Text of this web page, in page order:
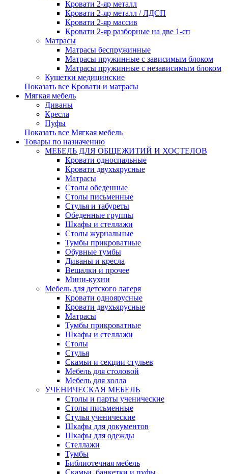
Кровати 2-яр металл
Кровати 2-яр металл / ЛДСП
Кровати 2-яр массив
Кровати 2-яр разборные на две 1-сп
Матрасы
Матрасы беспружинные
Матрасы пружинные с зависимым блоком
Матрасы пружинные с независимым блоком
Кушетки медицинские
Показать все Кровати и матрасы
Мягкая мебель
Диваны
Кресла
Пуфы
Показать все Мягкая мебель
Товары по назначению
МЕБЕЛЬ ДЛЯ ОБЩЕЖИТИЙ И ХОСТЕЛОВ
Кровати односпальные
Кровати двухъярусные
Матрасы
Столы обеденные
Столы письменные
Стулья и табуреты
Обеденные группы
Шкафы и стеллажи
Столы журнальные
Тумбы прикроватные
Обувные тумбы
Диваны и кресла
Вешалки и прочее
Мини-кухни
Мебель для детского лагеря
Кровати одноярусные
Кровати двухъярусные
Матрасы
Тумбы прикроватные
Шкафы и стеллажи
Столы
Стулья
Скамьи и секции стульев
Мебель для столовой
Мебель для холла
УЧЕНИЧЕСКАЯ МЕБЕЛЬ
Столы и парты ученические
Столы письменные
Стулья ученические
Шкафы для документов
Шкафы для одежды
Стеллажи
Тумбы
Библиотечная мебель
Скамьи, банкетки и пуфы